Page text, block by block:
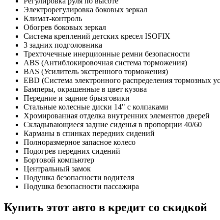
Электрорегулировка боковых зеркал
Климат-контроль
Обогрев боковых зеркал
Система креплений детских кресел ISOFIX
3 задних подголовника
Трехточечные инерционные ремни безопасности
ABS (Антиблокировочная система торможения)
BAS (Усилитель экстренного торможения)
EBD (Система электронного распределения тормозных
Бамперы, окрашенные в цвет кузова
Передние и задние брызговики
Стальные колесные диски 14" с колпаками
Хромированная отделка внутренних элементов дверей
Складывающиеся задние сиденья в пропорции 40/60
Карманы в спинках передних сидений
Полноразмерное запасное колесо
Подогрев передних сидений
Бортовой компьютер
Центральный замок
Подушка безопасности водителя
Подушка безопасности пассажира
Купить этот авто в кредит со скидкой